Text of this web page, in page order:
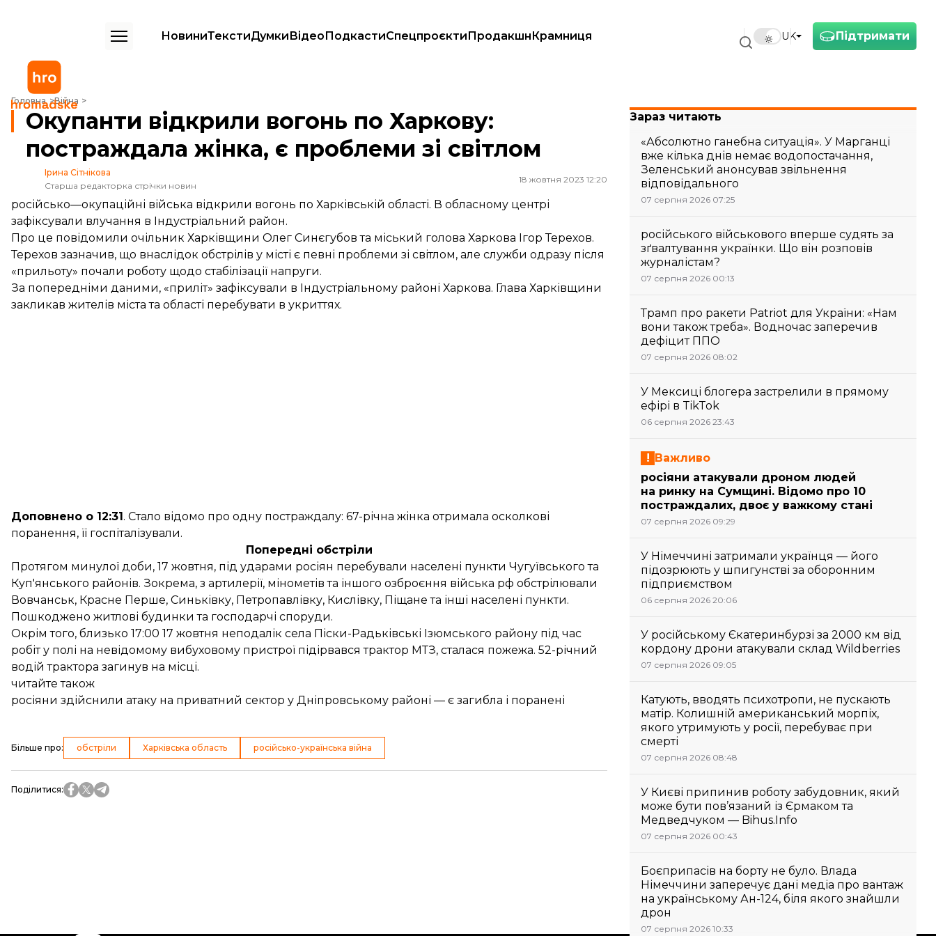
Підтримати
UK
НовиниТекстиДумкиВідеоПодкастиСпецпроєктиПродакшнКрамниця
Головна Війна
Окупанти відкрили вогонь по Харкову: постраждала жінка, є проблеми зі світлом
Окупанти відкрили вогонь по Харкову:
постраждала жінка, є проблеми зі світлом
Ірина Сітнікова
Старша редакторка стрічки новин
18 жовтня 2023 12:20
російсько—окупаційні війська відкрили вогонь по Харківській області. В обласному центрі
зафіксували влучання в Індустріальний район.
Про це повідомили очільник Харківщини Олег Синєгубов та міський голова Харкова Ігор Терехов.
Терехов зазначив, що внаслідок обстрілів у місті є певні проблеми зі світлом, але служби одразу після
«прильоту» почали роботу щодо стабілізації напруги.
За попередніми даними, «приліт» зафіксували в Індустріальному районі Харкова. Глава Харківщини
закликав жителів міста та області перебувати в укриттях.
Доповнено о 12:31. Стало відомо про одну постраждалу: 67-річна жінка отримала осколкові
поранення, її госпіталізували.
Попередні обстріли
Протягом минулої доби, 17 жовтня, під ударами росіян перебували населені пункти Чугуївського та
Куп'янського районів. Зокрема, з артилерії, мінометів та іншого озброєння війська рф обстрілювали
Вовчанськ, Красне Перше, Синьківку, Петропавлівку, Кислівку, Піщане та інші населені пункти.
Пошкоджено житлові будинки та господарчі споруди.
Окрім того, близько 17:00 17 жовтня неподалік села Піски-Радьківські Ізюмського району під час
робіт у полі на невідомому вибуховому пристрої підірвався трактор МТЗ, сталася пожежа. 52-річний
водій трактора загинув на місці.
читайте також
росіяни здійснили атаку на приватний сектор у Дніпровському районі — є загибла і поранені
Більше про: обстріли Харківська область російсько-українська війна
Поділитися:
Зараз читають
«Абсолютно ганебна ситуація». У Марганці
вже кілька днів немає водопостачання,
Зеленський анонсував звільнення
відповідального
07 серпня 2026 07:25
російського військового вперше судять за
зґвалтування українки. Що він розповів
журналістам?
07 серпня 2026 00:13
Трамп про ракети Patriot для України: «Нам
вони також треба». Водночас заперечив
дефіцит ППО
07 серпня 2026 08:02
У Мексиці блогера застрелили в прямому
ефірі в TikTok
06 серпня 2026 23:43
Важливо
росіяни атакували дроном людей
на ринку на Сумщині. Відомо про 10
постраждалих, двоє у важкому стані
07 серпня 2026 09:29
У Німеччині затримали українця — його
підозрюють у шпигунстві за оборонним
підприємством
06 серпня 2026 20:06
У російському Єкатеринбурзі за 2000 км від
кордону дрони атакували склад Wildberries
07 серпня 2026 09:05
Катують, вводять психотропи, не пускають
матір. Колишній американський морпіх,
якого утримують у росії, перебуває при
смерті
07 серпня 2026 08:48
У Києві припинив роботу забудовник, який
може бути пов’язаний із Єрмаком та
Медведчуком — Bihus.Info
07 серпня 2026 00:43
Боєприпасів на борту не було. Влада
Німеччини заперечує дані медіа про вантаж
на українському Ан-124, біля якого знайшли
дрон
07 серпня 2026 10:33